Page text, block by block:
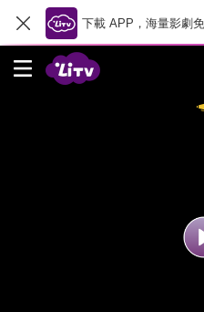
下載 APP，海量影劇